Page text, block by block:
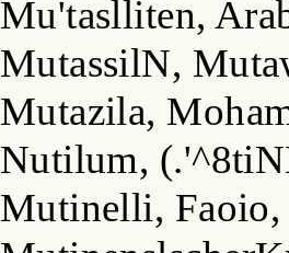
Mu'taslliten,
MutassilN,
Mutazila,
Nutilum,
Mutinelli,